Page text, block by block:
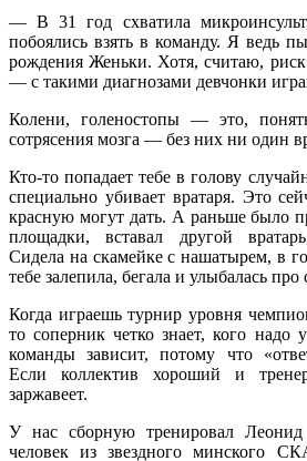
— В 31 год схватила
побоялись взять в команду. Я ведь
рождения Женьки. Хотя, считаю,
— с такими диагнозами девчонки
Колени, голеностопы — это,
сотрясения мозга — без них ни один
Кто-то попадает тебе в голову
специально убивает вратаря. Это
красную могут дать. А раньше было
площадки, вставал другой
Сидела на скамейке с нашатырем, в
тебе залепила, бегала и улыбалась про
Когда играешь турнир уровня
то соперник четко знает, кого надо
команды зависит, потому что
Если коллектив хороший и
заржавеет.
У нас сборную тренировал
человек из звездного минского